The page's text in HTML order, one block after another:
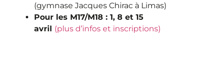
(gymnase Jacques Chirac à Limas)
Pour les M17/M18 : 1, 8 et 15
avril (plus d’infos et inscriptions)